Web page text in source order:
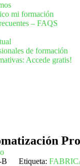
mi formación
– FAQS
de formación
Accede gratis!
DE
Etiqueta: